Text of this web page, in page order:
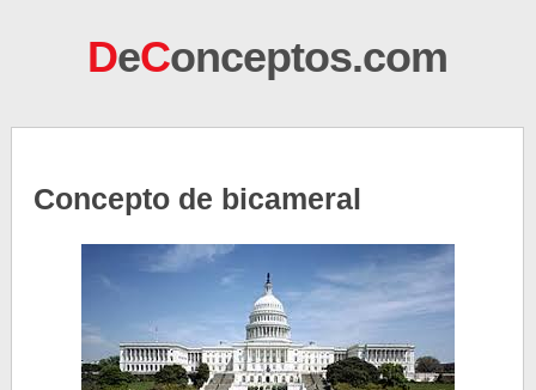
DeConceptos.com
Concepto de bicameral